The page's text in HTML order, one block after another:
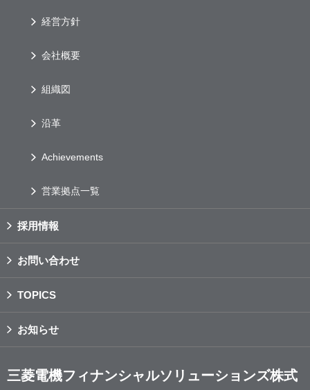
経営方針
会社概要
組織図
沿革
Achievements
営業拠点一覧
採用情報
お問い合わせ
TOPICS
お知らせ
三菱電機フィナンシャルソリューションズ株式